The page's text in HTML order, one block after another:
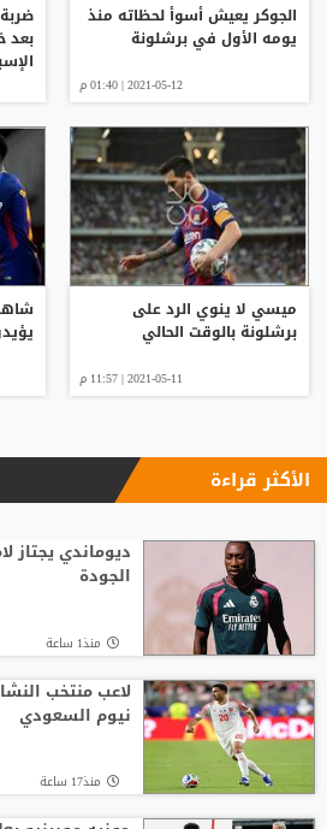
الجوكر يعيش أسوأ لحظاته منذ
يومه الأول في برشلونة
2021-05-12 | 01:40 م
بعد
ميسي لا ينوي الرد على
برشلونة بالوقت الحالي
2021-05-11 | 11:57 م
الأكثر قراءة
ديوماندي يجتاز
الجودة
منذ1 ساعة
لاعب منتخب
نيوم السعودي
منذ17 ساعة